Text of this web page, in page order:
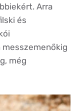
Arra
és
messzemenőkig
még